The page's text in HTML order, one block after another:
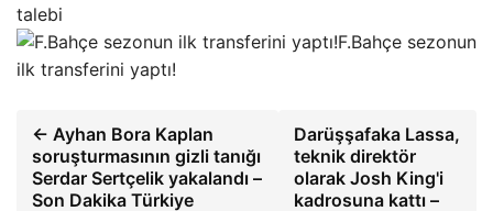
talebi
F.Bahçe sezonun
ilk transferini yaptı!
← Ayhan Bora Kaplan
soruşturmasının gizli tanığı
Serdar Sertçelik yakalandı –
Son Dakika Türkiye
Darüşşafaka Lassa,
teknik direktör
olarak Josh King'i
kadrosuna kattı –